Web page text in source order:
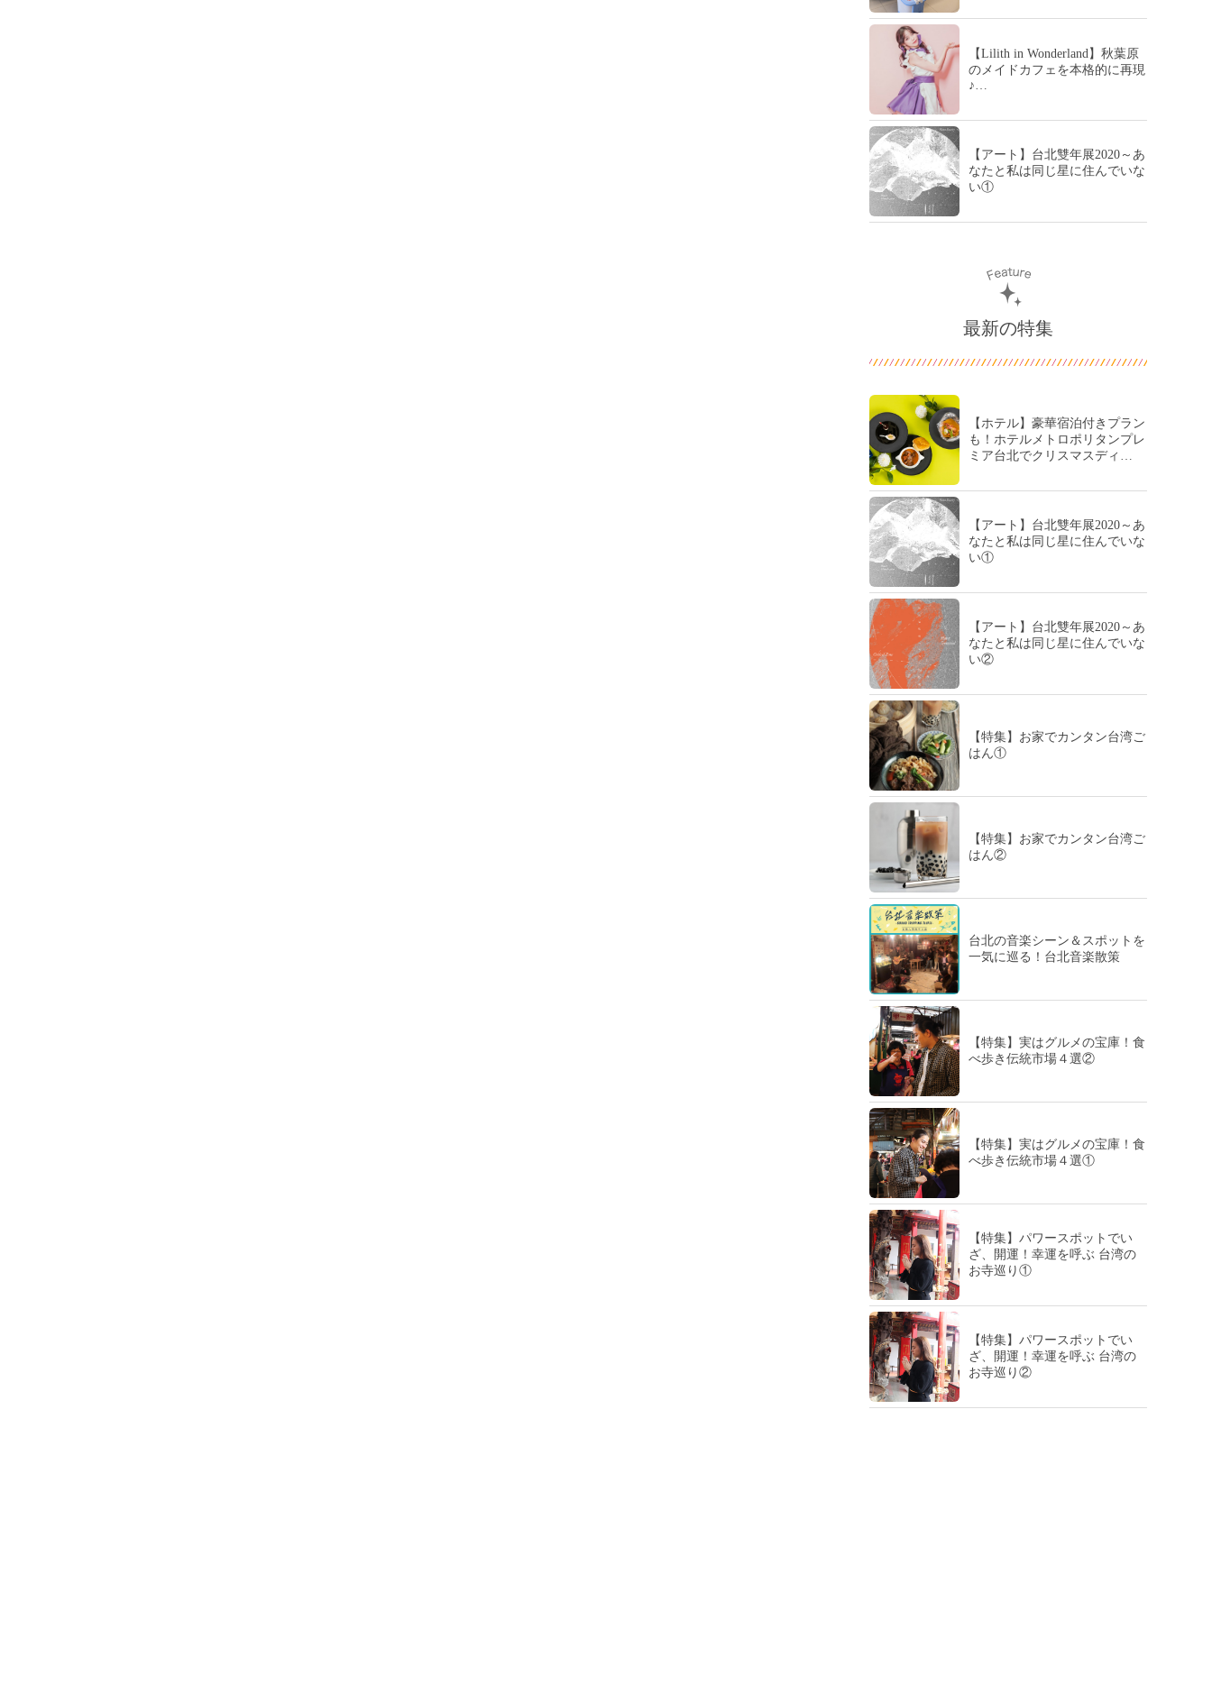
【Lilith in Wonderland】秋葉原
のメイドカフェを本格的に再現
♪…
【アート】台北雙年展2020～あ
なたと私は同じ星に住んでいな
い①
最新の特集
【ホテル】豪華宿泊付きプラン
も！ホテルメトロポリタンプレ
ミア台北でクリスマスディ…
【アート】台北雙年展2020～あ
なたと私は同じ星に住んでいな
い①
【アート】台北雙年展2020～あ
なたと私は同じ星に住んでいな
い②
【特集】お家でカンタン台湾ご
はん①
【特集】お家でカンタン台湾ご
はん②
台北の音楽シーン＆スポットを
一気に巡る！台北音楽散策
【特集】実はグルメの宝庫！食
べ歩き伝統市場４選②
【特集】実はグルメの宝庫！食
べ歩き伝統市場４選①
【特集】パワースポットでい
ざ、開運！幸運を呼ぶ 台湾の
お寺巡り①
【特集】パワースポットでい
ざ、開運！幸運を呼ぶ 台湾の
お寺巡り②